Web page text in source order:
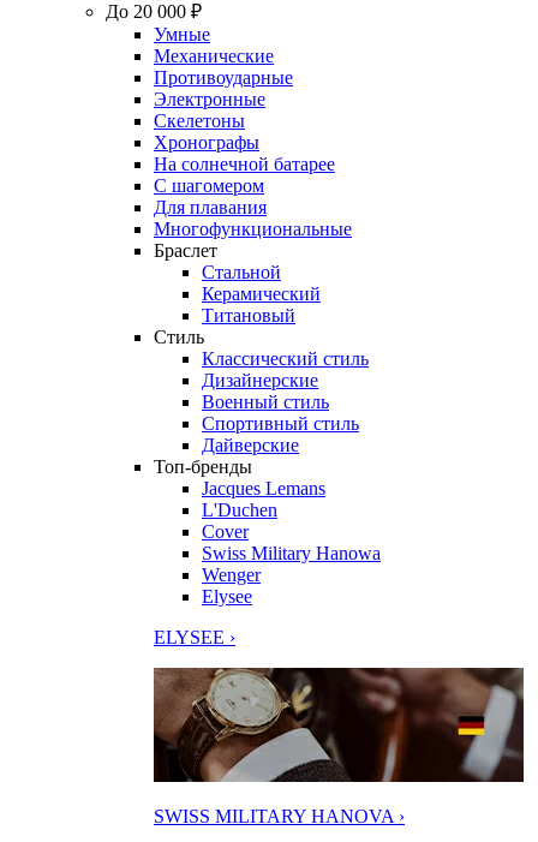
До 20 000 ₽
Умные
Механические
Противоударные
Электронные
Скелетоны
Хронографы
На солнечной батарее
С шагомером
Для плавания
Многофункциональные
Браслет
Стальной
Керамический
Титановый
Стиль
Классический стиль
Дизайнерские
Военный стиль
Спортивный стиль
Дайверские
Топ-бренды
Jacques Lemans
L'Duchen
Cover
Swiss Military Hanowa
Wenger
Elysee
ELYSEE ›
SWISS MILITARY HANOVA ›